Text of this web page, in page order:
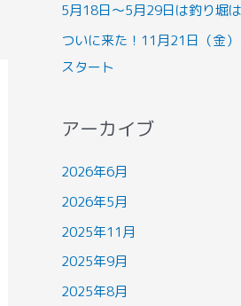
5月18日～5月29日は釣り堀は
ついに来た！11月21日（金
スタート
アーカイブ
2026年6月
2026年5月
2025年11月
2025年9月
2025年8月